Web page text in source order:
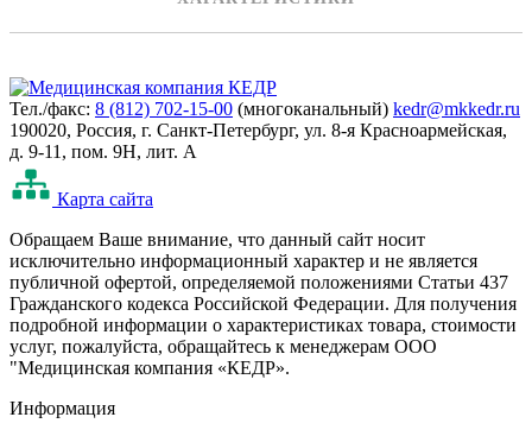
Тел./факс: 8 (812) 702-15-00 (многоканальный) kedr@mkkedr.ru
190020, Россия, г. Санкт-Петербург, ул. 8-я Красноармейская,
д. 9-11, пом. 9Н, лит. А
Карта сайта
Oбращаем Ваше внимание, что данный сайт носит
исключительно информационный характер и не является
публичной офертой, определяемой положениями Статьи 437
Гражданского кодекса Российской Федерации. Для получения
подробной информации о характеристиках товара, стоимости
услуг, пожалуйста, обращайтесь к менеджерам ООО
"Медицинская компания «КЕДР».
Информация